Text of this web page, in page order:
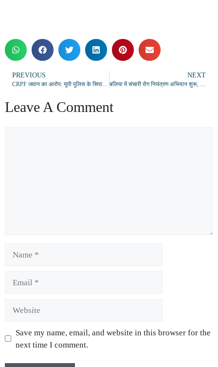
PREVIOUS NEXT
Leave A Comment
Save my name, email, and website in this browser for the
next time I comment.